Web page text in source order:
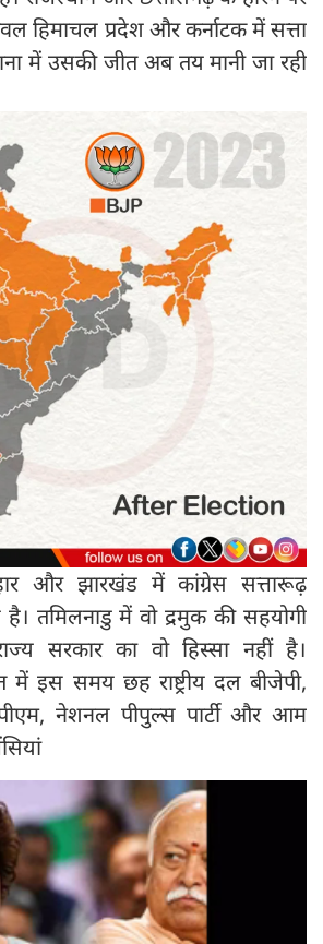
हिमाचल प्रदेश और कर्नाटक में सत्ता
में उसकी जीत अब तय मानी जा रही
और झारखंड में कांग्रेस सत्तारूढ़
तमिलनाडु में वो द्रमुक की सहयोगी
सरकार का वो हिस्सा नहीं है।
इस समय छह राष्ट्रीय दल बीजेपी,
नेशनल पीपुल्स पार्टी और आम